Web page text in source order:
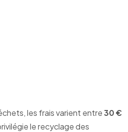
les frais varient entre30 €
le recyclage des